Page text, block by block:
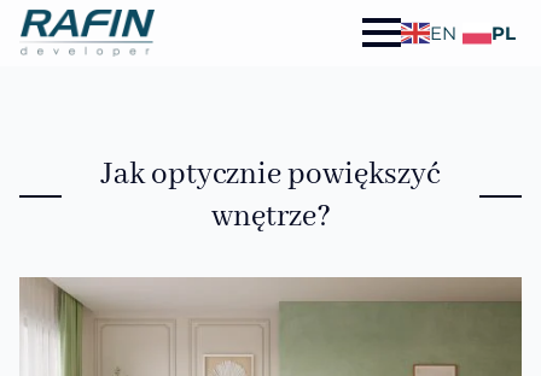
EN PL
Jak optycznie powiększyć
wnętrze?